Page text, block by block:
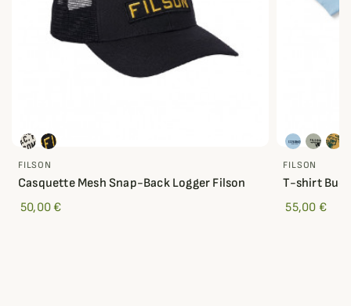
FILSON
Casquette Mesh Snap-Back Logger Filson
50,00 €
FILSON
T-shirt
55,00 €